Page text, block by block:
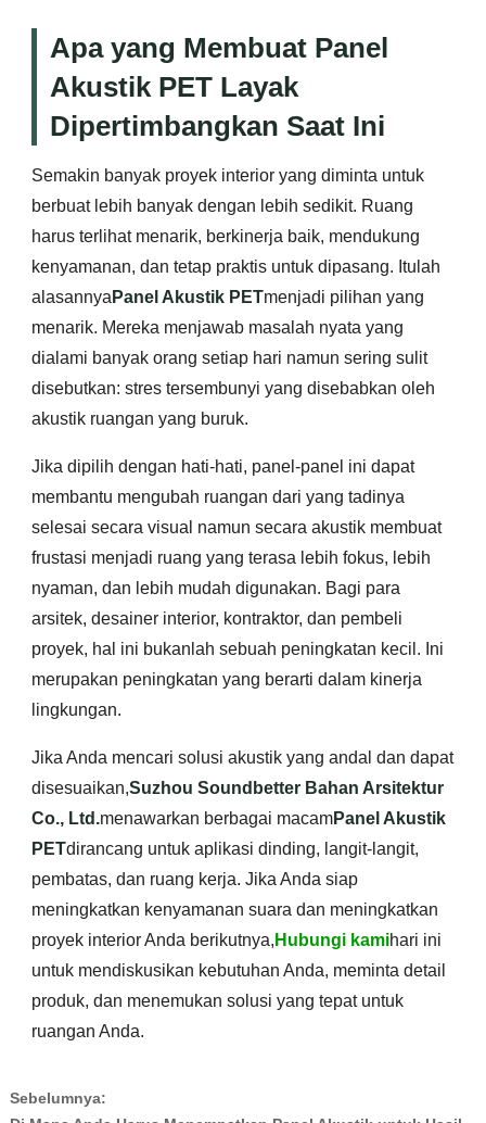
Apa yang Membuat Panel
Akustik PET Layak
Dipertimbangkan Saat Ini
Semakin banyak proyek interior yang diminta untuk
berbuat lebih banyak dengan lebih sedikit. Ruang
harus terlihat menarik, berkinerja baik, mendukung
kenyamanan, dan tetap praktis untuk dipasang. Itulah
alasannya Panel Akustik PETmenjadi pilihan yang
menarik. Mereka menjawab masalah nyata yang
dialami banyak orang setiap hari namun sering sulit
disebutkan: stres tersembunyi yang disebabkan oleh
akustik ruangan yang buruk.
Jika dipilih dengan hati-hati, panel-panel ini dapat
membantu mengubah ruangan dari yang tadinya
selesai secara visual namun secara akustik membuat
frustasi menjadi ruang yang terasa lebih fokus, lebih
nyaman, dan lebih mudah digunakan. Bagi para
arsitek, desainer interior, kontraktor, dan pembeli
proyek, hal ini bukanlah sebuah peningkatan kecil. Ini
merupakan peningkatan yang berarti dalam kinerja
lingkungan.
Jika Anda mencari solusi akustik yang andal dan dapat
disesuaikan,Suzhou Soundbetter Bahan Arsitektur
Co., Ltd.menawarkan berbagai macamPanel Akustik
PETdirancang untuk aplikasi dinding, langit-langit,
pembatas, dan ruang kerja. Jika Anda siap
meningkatkan kenyamanan suara dan meningkatkan
proyek interior Anda berikutnya, Hubungi kamihari ini
untuk mendiskusikan kebutuhan Anda, meminta detail
produk, dan menemukan solusi yang tepat untuk
ruangan Anda.
Sebelumnya: